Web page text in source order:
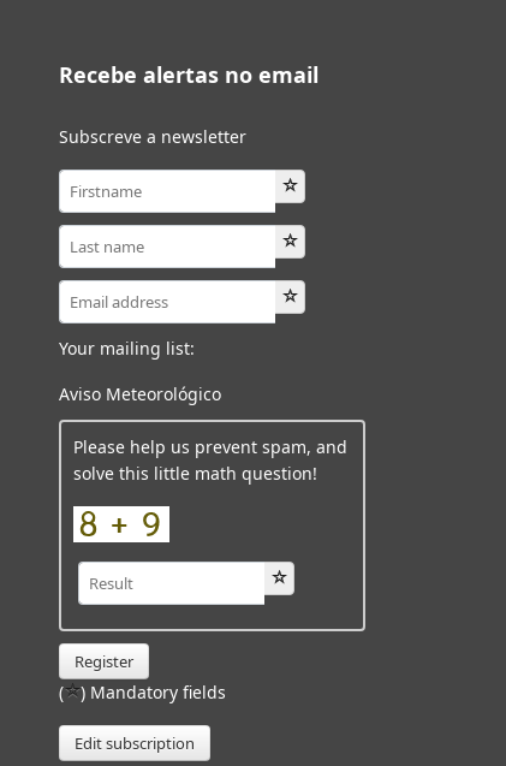
Recebe alertas no email
Subscreve a newsletter
Your mailing list:
Aviso Meteorológico
Please help us prevent spam, and
solve this little math question!
Register
( ) Mandatory fields
Edit subscription